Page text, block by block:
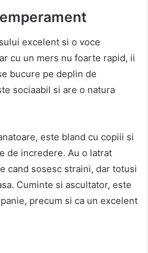
excelent si o voce
cu un mers nu foarte rapid, ii
bucure pe deplin de
sociaabil si are o natura
este bland cu copiii si
de incredere. Au o latrat
cand sosesc straini, dar totusi
Cuminte si ascultator, este
precum si ca un excelent